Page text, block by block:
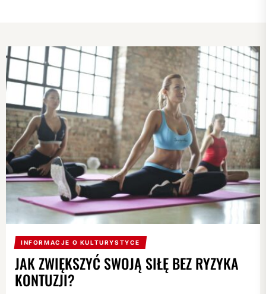
INFORMACJE O KULTURYSTYCE
JAK ZWIĘKSZYĆ SWOJĄ SIŁĘ BEZ RYZYKA
KONTUZJI?